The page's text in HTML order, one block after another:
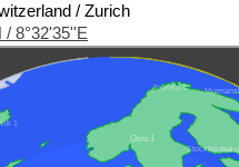
/ Zurich
/ 8°32'35''E